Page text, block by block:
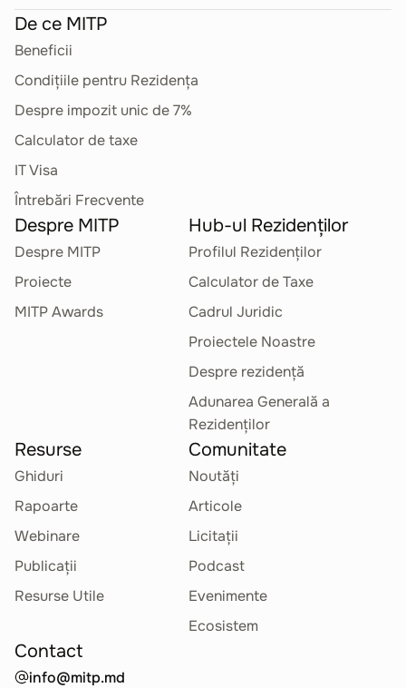
De ce MITP
Beneficii
Condițiile pentru Rezidența
Despre impozit unic de 7%
Calculator de taxe
IT Visa
Întrebări Frecvente
Despre MITP
Despre MITP
Proiecte
MITP Awards
Hub-ul Rezidenților
Profilul Rezidenților
Calculator de Taxe
Cadrul Juridic
Proiectele Noastre
Despre rezidență
Adunarea Generală a
Rezidenților
Resurse
Ghiduri
Rapoarte
Webinare
Publicații
Resurse Utile
Comunitate
Noutăți
Articole
Licitații
Podcast
Evenimente
Ecosistem
Contact
info@mitp.md